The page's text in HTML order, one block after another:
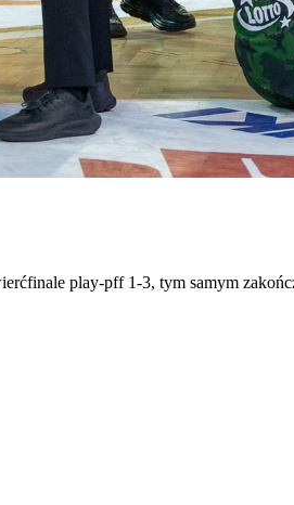
play-pff 1-3, tym samym